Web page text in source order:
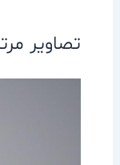
تصاویر